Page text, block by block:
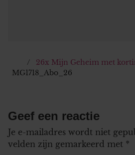
26x Mijn Geheim met
MG1718_Abo_26
Geef een reactie
Je e-mailadres wordt niet
velden zijn gemarkeerd met *